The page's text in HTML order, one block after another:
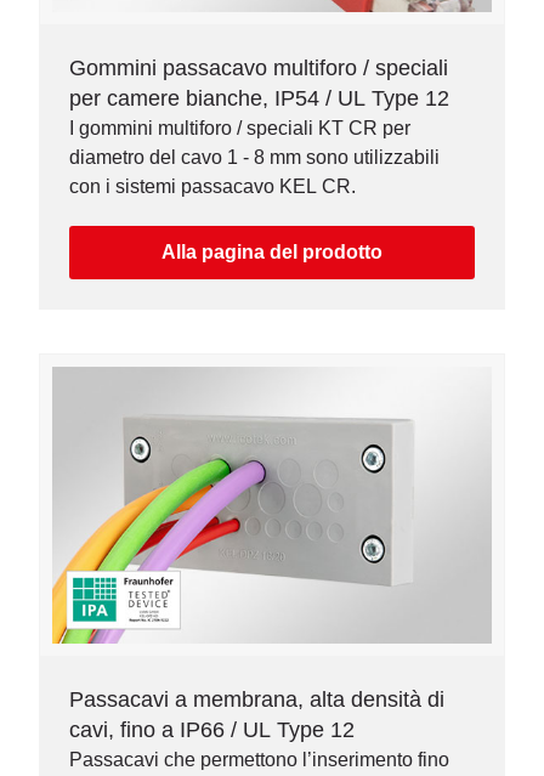
Gommini passacavo multiforo / speciali
per camere bianche, IP54 / UL Type 12
I gommini multiforo / speciali KT CR per
diametro del cavo 1 - 8 mm sono utilizzabili
con i sistemi passacavo KEL CR.
Alla pagina del prodotto
Passacavi a membrana, alta densità di
cavi, fino a IP66 / UL Type 12
Passacavi che permettono l’inserimento fino